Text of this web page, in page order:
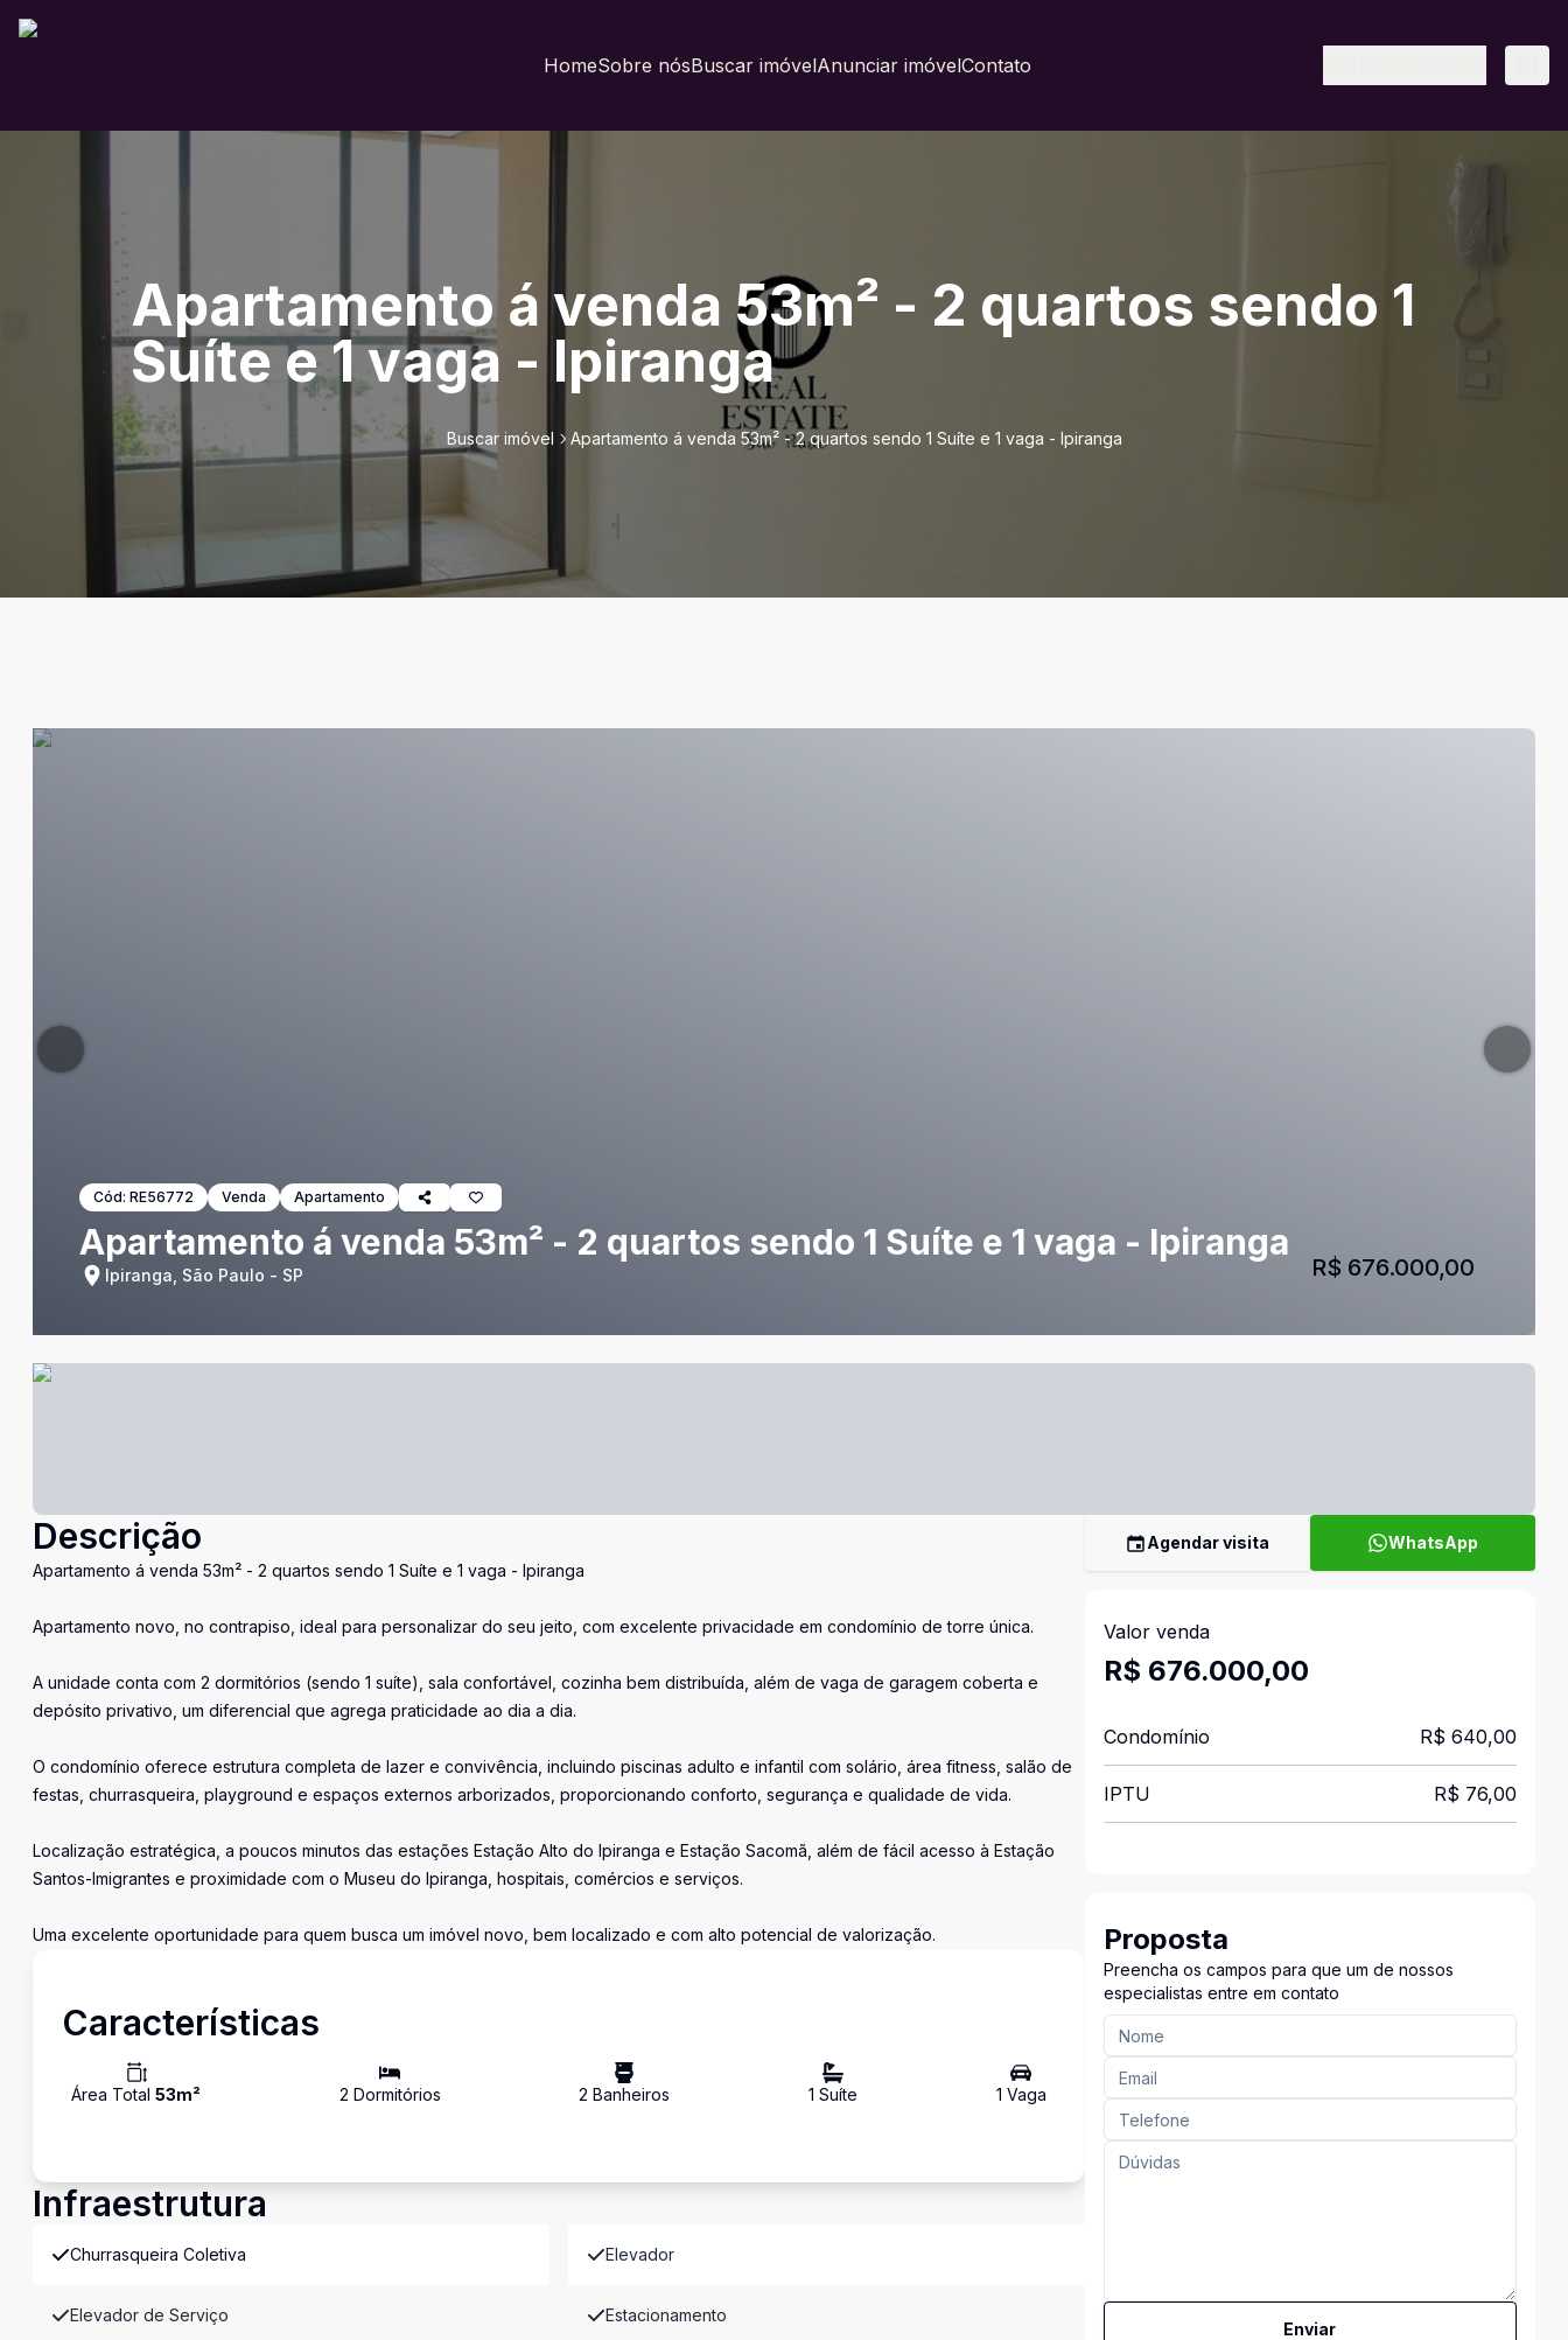
HomeSobre nósBuscar imóvelAnunciar imóvelContato
Apartamento á venda 53m² - 2 quartos sendo 1
Suíte e 1 vaga - Ipiranga
Buscar imóvel Apartamento á venda 53m² - 2 quartos sendo 1 Suíte e 1 vaga - Ipiranga
Cód: RE56772 Venda Apartamento
Apartamento á venda 53m² - 2 quartos sendo 1 Suíte e 1 vaga - Ipiranga
Ipiranga, São Paulo - SP R$ 676.000,00
Descrição
Apartamento á venda 53m² - 2 quartos sendo 1 Suíte e 1 vaga - Ipiranga
Apartamento novo, no contrapiso, ideal para personalizar do seu jeito, com excelente privacidade em condomínio de torre única.
A unidade conta com 2 dormitórios (sendo 1 suíte), sala confortável, cozinha bem distribuída, além de vaga de garagem coberta e
depósito privativo, um diferencial que agrega praticidade ao dia a dia.
O condomínio oferece estrutura completa de lazer e convivência, incluindo piscinas adulto e infantil com solário, área fitness, salão de
festas, churrasqueira, playground e espaços externos arborizados, proporcionando conforto, segurança e qualidade de vida.
Localização estratégica, a poucos minutos das estações Estação Alto do Ipiranga e Estação Sacomã, além de fácil acesso à Estação
Santos-Imigrantes e proximidade com o Museu do Ipiranga, hospitais, comércios e serviços.
Uma excelente oportunidade para quem busca um imóvel novo, bem localizado e com alto potencial de valorização.
Características
Área Total 53m² 2 Dormitórios 2 Banheiros 1 Suíte 1 Vaga
Infraestrutura
Churrasqueira Coletiva Elevador
Elevador de Serviço Estacionamento
Agendar visita WhatsApp
Valor venda
R$ 676.000,00
Condomínio R$ 640,00
IPTU R$ 76,00
Proposta
Preencha os campos para que um de nossos
especialistas entre em contato
Enviar